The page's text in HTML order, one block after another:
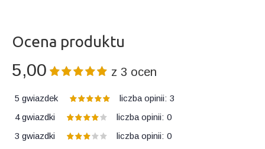
Ocena produktu
5,00 z3 ocen
5 gwiazdek liczba opinii: 3
4 gwiazdki
liczba opinii: 0
3 gwiazdki
liczba opinii: 0